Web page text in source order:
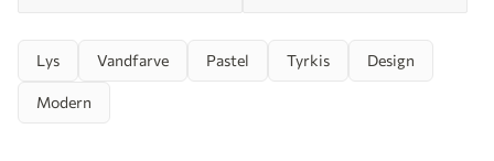
Lys Vandfarve Pastel Tyrkis Design
Modern